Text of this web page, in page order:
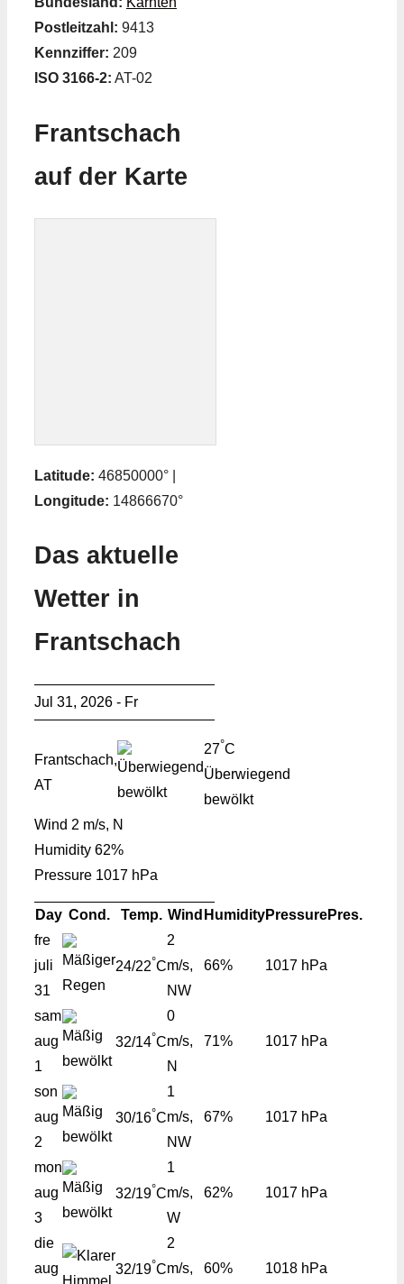
Postleitzahl: 9413
Kennziffer: 209
ISO 3166-2: AT-02
Frantschach
auf der Karte
Latitude: 46850000° |
Longitude: 14866670°
Das aktuelle
Wetter in
Frantschach
Jul 31, 2026 - Fr
Frantschach,
AT
27°C
Überwiegend
bewölkt
Wind 2 m/s, N
Humidity 62%
Pressure 1017 hPa
Day Cond. Temp. Wind HumidityPressurePres.
fre
juli
31
24/22°C
2
m/s,
NW
66% 1017 hPa
sam
aug
1
32/14°C
0
m/s,
N
71% 1017 hPa
son
aug
2
30/16°C
1
m/s,
NW
67% 1017 hPa
mon
aug
3
32/19°C
1
m/s,
W
62% 1017 hPa
die
aug
32/19°C
2
m/s,
60% 1018 hPa